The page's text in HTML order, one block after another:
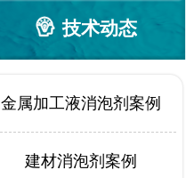
金属加工液消泡剂案例
建材消泡剂案例
技术动态